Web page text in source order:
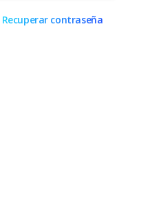
Recuperar contraseña